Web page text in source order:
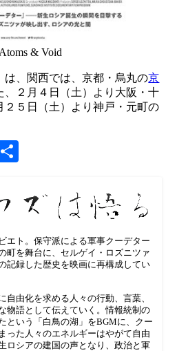
& Void
は、関西では、京都・烏丸の京
、２月４日（土）より大阪・十
２５日（土）より神戸・元町の
Hatena
エト。保守派による軍事クーデター
町を舞台に、セルゲイ・ロズニツァ
記録した歴史を映画に再構成してい
自由化を求める人々の行動、言葉、
物語として伝えていく。情報統制の
という「白鳥の湖」をBGMに、クー
った人々のエネルギーはやがて自由
ロシアの建国の声となり、政治と軍